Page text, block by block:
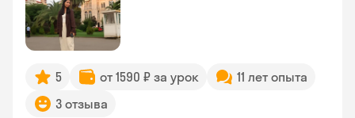
5 от 1590 ₽ за урок
11 лет опыта
3 отзыва